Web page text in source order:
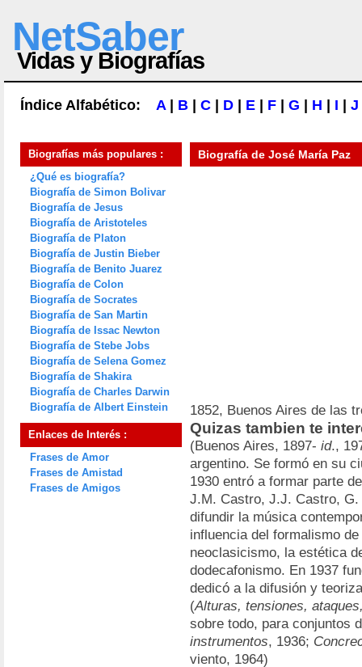
NetSaber
Vidas y Biografías
Índice Alfabético: A| B C D E F G H I J
Biografías más populares :
¿Qué es biografía?
Biografía de Simon Bolivar
Biografía de Jesus
Biografía de Aristoteles
Biografía de Platon
Biografía de Justin Bieber
Biografía de Benito Juarez
Biografía de Colon
Biografía de Socrates
Biografía de San Martin
Biografía de Issac Newton
Biografía de Stebe Jobs
Biografía de Selena Gomez
Biografía de Shakira
Biografía de Charles Darwin
Biografía de Albert Einstein
Enlaces de Interés :
Frases de Amor
Frases de Amistad
Frases de Amigos
Biografía de José María Paz
1852, Buenos Aires de las
Quizas tambien te
(Buenos Aires, 1897- id.,
argentino. Se formó en su
1930 entró a formar parte
J.M. Castro, J.J. Castro,
difundir la música
influencia del formalismo
neoclasicismo, la estética
dodecafonismo. En 1937
dedicó a la difusión y
(Alturas, tensiones,
sobre todo, para conjuntos
instrumentos, 1936;
viento, 1964)